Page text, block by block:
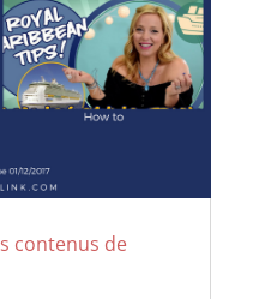
contenus de